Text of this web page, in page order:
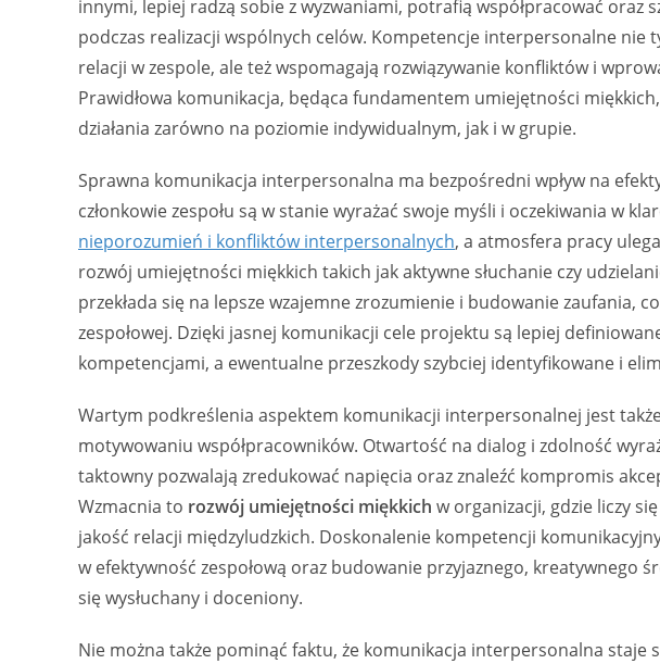
innymi, lepiej radzą sobie z wyzwaniami, potrafią współpracować oraz
podczas realizacji wspólnych celów. Kompetencje interpersonalne nie
relacji w zespole, ale też wspomagają rozwiązywanie konfliktów i
Prawidłowa komunikacja, będąca fundamentem umiejętności
działania zarówno na poziomie indywidualnym, jak i w grupie.
Sprawna komunikacja interpersonalna ma bezpośredni wpływ na
członkowie zespołu są w stanie wyrażać swoje myśli i oczekiwania w
nieporozumień i konfliktów interpersonalnych, a atmosfera pracy
rozwój umiejętności miękkich takich jak aktywne słuchanie czy
przekłada się na lepsze wzajemne zrozumienie i budowanie zaufania,
zespołowej. Dzięki jasnej komunikacji cele projektu są lepiej
kompetencjami, a ewentualne przeszkody szybciej identyfikowane i
Wartym podkreślenia aspektem komunikacji interpersonalnej jest
motywowaniu współpracowników. Otwartość na dialog i zdolność
taktowny pozwalają zredukować napięcia oraz znaleźć kompromis
Wzmacnia to rozwój umiejętności miękkich w organizacji, gdzie liczy
jakość relacji międzyludzkich. Doskonalenie kompetencji
w efektywność zespołową oraz budowanie przyjaznego, kreatywnego
się wysłuchany i doceniony.
Nie można także pominąć faktu, że komunikacja interpersonalna staje